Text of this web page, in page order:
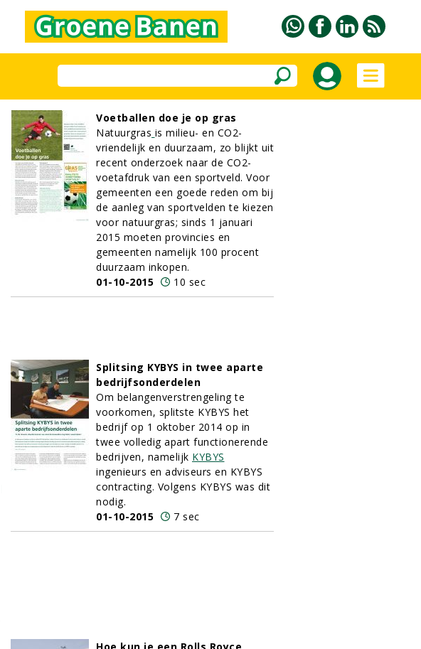
Voetballen doe je op gras
Natuurgras is milieu- en CO2-
vriendelijk en duurzaam, zo blijkt uit
recent onderzoek naar de CO2-
voetafdruk van een sportveld. Voor
gemeenten een goede reden om bij
de aanleg van sportvelden te kiezen
voor natuurgras; sinds 1 januari
2015 moeten provincies en
gemeenten namelijk 100 procent
duurzaam inkopen.
01-10-2015
10 sec
Splitsing KYBYS in twee aparte
bedrijfsonderdelen
Om belangenverstrengeling te
voorkomen, splitste KYBYS het
bedrijf op 1 oktober 2014 op in
twee volledig apart functionerende
bedrijven, namelijk KYBYS
ingenieurs en adviseurs en KYBYS
contracting. Volgens KYBYS was dit
nodig.
01-10-2015
7 sec